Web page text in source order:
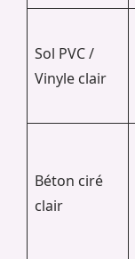
Sol PVC /
Vinyle clair
Béton ciré
clair